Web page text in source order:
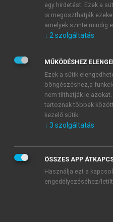
Kérek értesítést a MeRSZ
Kérek értesítést az
Adatkezelési
veszem és elfogadom.
Általános vásárlási
mersz.huoldalak
tudomásul veszem és
egy hirdetést. Ezek a
is megoszthatják
amelyek szinte mindig
↓ 2 szolgáltatás
MŰKÖDÉSHEZ
Ezek a sütik
böngészéshez,a
nem tilthatják le
tartoznak többek
kezelő sütik.
↓ 3 szolgáltatás
ÖSSZES APP
Használja ezt a
engedélyezéséhez/